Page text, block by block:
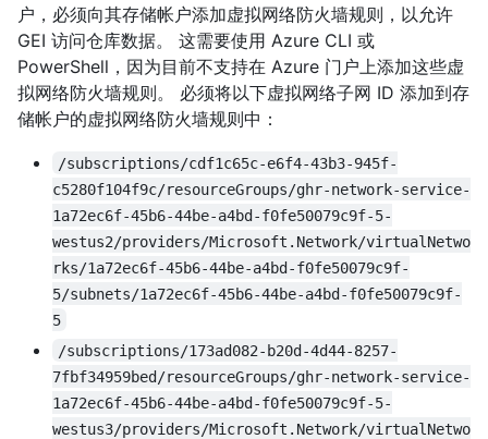
户，必须向其存储帐户添加虚拟网络防火墙规则，以允许
GEI 访问仓库数据。 这需要使用 Azure CLI 或
PowerShell，因为目前不支持在 Azure 门户上添加这些虚
拟网络防火墙规则。 必须将以下虚拟网络子网 ID 添加到存
储帐户的虚拟网络防火墙规则中：
/subscriptions/cdf1c65c-e6f4-43b3-945f-
c5280f104f9c/resourceGroups/ghr-network-service-
1a72ec6f-45b6-44be-a4bd-f0fe50079c9f-5-
westus2/providers/Microsoft.Network/virtualNetwo
rks/1a72ec6f-45b6-44be-a4bd-f0fe50079c9f-
5/subnets/1a72ec6f-45b6-44be-a4bd-f0fe50079c9f-
5
/subscriptions/173ad082-b20d-4d44-8257-
7fbf34959bed/resourceGroups/ghr-network-service-
1a72ec6f-45b6-44be-a4bd-f0fe50079c9f-5-
westus3/providers/Microsoft.Network/virtualNetwo